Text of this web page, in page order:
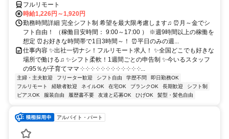
フルリモート
時給1,226円～1,920円
勤務時間詳細 完全シフト制 希望を最大限考慮します♫ ⏰月～金でシ
フト自由！ （稼働目安時間： 9:00～17:00 ） ※週9時間以上の稼働を
想定 ⏰お好きな時間帯で1日3時間～！ ⏰平日のみの週...
仕事内容 ✨出社一切ナシ！フルリモート求人！ ✨全国どこでも好きな
場所で働ける♫ ✨シフト柔軟！1週間ごとの申告制 ✨今いるスタッフ
の95％が子育てママ ༶ ༶ ༶ ༶ ༶ ༶ ༶ ༶ ༶ ༶ ༶ ༶...
主婦・主夫歓迎 フリーター歓迎 シフト自由 学歴不問
即日勤務OK
フルリモート
経験者歓迎 ネイルOK 在宅OK ブランクOK 長期歓迎
シフト制
ピアスOK
服装自由 履歴書不要 友達と応募OK ひげOK 髪型・髪色自由
アルバイト・パート